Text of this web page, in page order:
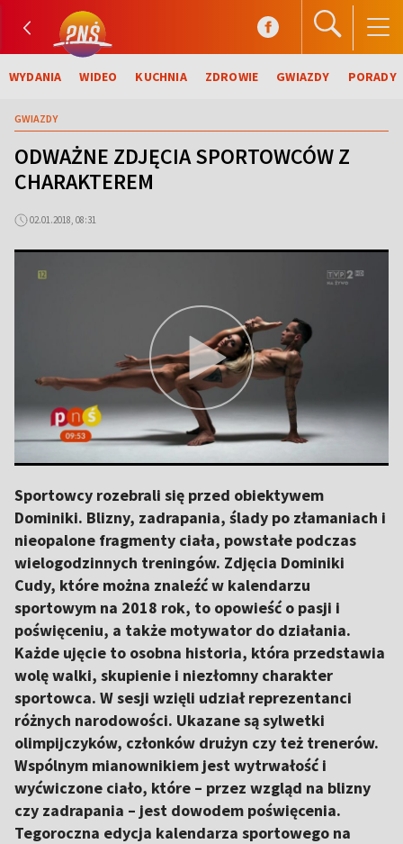
WYDANIA WIDEO KUCHNIA ZDROWIE GWIAZDY PORADY
GWIAZDY
ODWAŻNE ZDJĘCIA SPORTOWCÓW Z
CHARAKTEREM
02.01.2018, 08:31
Sportowcy rozebrali się przed obiektywem
Dominiki. Blizny, zadrapania, ślady po złamaniach i
nieopalone fragmenty ciała, powstałe podczas
wielogodzinnych treningów. Zdjęcia Dominiki
Cudy, które można znaleźć w kalendarzu
sportowym na 2018 rok, to opowieść o pasji i
poświęceniu, a także motywator do działania.
Każde ujęcie to osobna historia, która przedstawia
wolę walki, skupienie i niezłomny charakter
sportowca. W sesji wzięli udział reprezentanci
różnych narodowości. Ukazane są sylwetki
olimpijczyków, członków drużyn czy też trenerów.
Wspólnym mianownikiem jest wytrwałość i
wyćwiczone ciało, które – przez wzgląd na blizny
czy zadrapania – jest dowodem poświęcenia.
Tegoroczna edycja kalendarza sportowego na